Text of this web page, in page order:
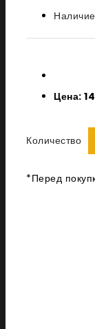
Цена:
Количество
*Перед